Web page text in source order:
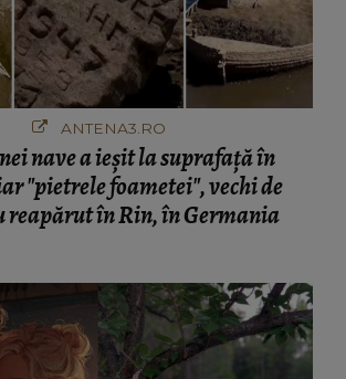
ANTENA3.RO
nave a ieșit la suprafață în
"pietrele foametei", vechi de
reapărut în Rin, în Germania